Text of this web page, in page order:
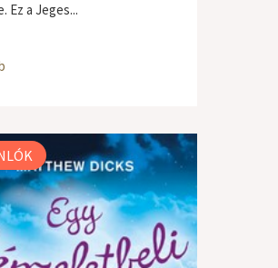
Ez a Jeges...